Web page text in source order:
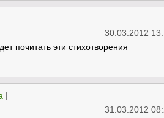
30.03.2012
почитать эти стихотворения
|
31.03.2012